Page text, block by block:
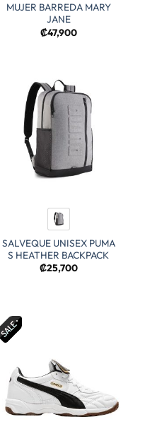
MUJER BARREDA MARY
JANE
₡47,900
SALVEQUE UNISEX PUMA
S HEATHER BACKPACK
₡25,700